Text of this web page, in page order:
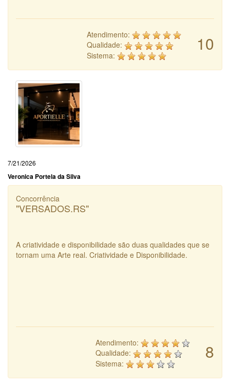
10
Atendimento:
Qualidade:
Sistema:
7/21/2026
Veronica Portela da Silva
Concorrência
"VERSADOS.RS"
A criatividade e disponibilidade são duas qualidades que se
tornam uma Arte real. Criatividade e Disponibilidade.
8
Atendimento:
Qualidade:
Sistema: